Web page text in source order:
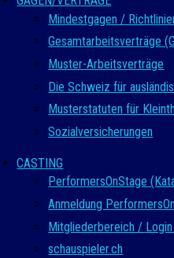
Mindestgagen /
Gesamtarbeitsverträge
Muster-Arbeitsverträge
Die Schweiz für
Musterstatuten für
Sozialversicherungen
CASTING
PerformersOnStage
Anmeldung
Mitgliederbereich /
schauspieler.ch